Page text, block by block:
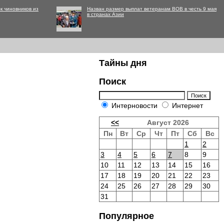
чиновников из
Назван размер выплат ветеранам ВОВ в честь 9 мая
в странах Азии
Тайны дня
Поиск
Интерновости Интернет
<<
Август 2026
Пн
Вт Ср Чт Пт Сб
Вс
1
2
3
4 5 6 7 8
9
10
11 12 13 14 15
16
17
18 19 20 21 22
23
24
25 26 27 28 29
30
31
Популярное